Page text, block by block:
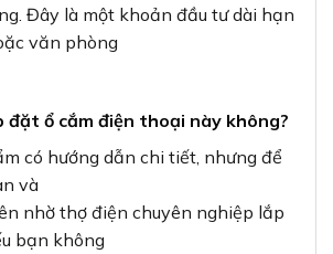
Đây là một khoản đầu tư dài hạn
văn phòng
đặt ổ cắm điện thoại này không?
có hướng dẫn chi tiết, nhưng để
và
nhờ thợ điện chuyên nghiệp lắp
bạn không